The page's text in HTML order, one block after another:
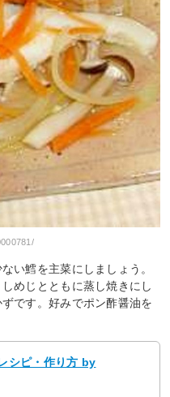
い鱈を主菜にしましょう。
めじとともに蒸し焼きにし
です。好みでポン酢醤油を
シピ・作り方 by